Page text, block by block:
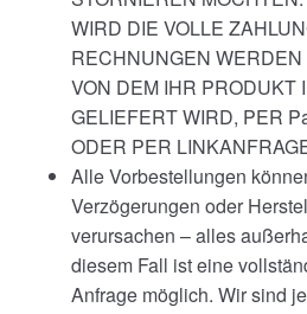
WIRD DIE VOLLE
RECHNUNGEN
VON DEM IHR PRODUKT
GELIEFERT WIRD, PER
ODER PER
Alle Vorbestellungen
Verzögerungen oder
verursachen – alles
diesem Fall ist eine
Anfrage möglich. Wir sind